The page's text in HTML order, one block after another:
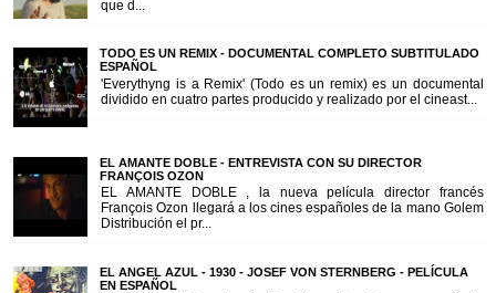
que d...
TODO ES UN REMIX - DOCUMENTAL COMPLETO SUBTITULADO
ESPAÑOL
'Everythyng is a Remix' (Todo es un remix) es un documental
dividido en cuatro partes producido y realizado por el cineast...
EL AMANTE DOBLE - ENTREVISTA CON SU DIRECTOR
FRANÇOIS OZON
EL AMANTE DOBLE , la nueva película director francés
François Ozon llegará a los cines españoles de la mano Golem
Distribución el pr...
EL ANGEL AZUL - 1930 - JOSEF VON STERNBERG - PELÍCULA
EN ESPAÑOL